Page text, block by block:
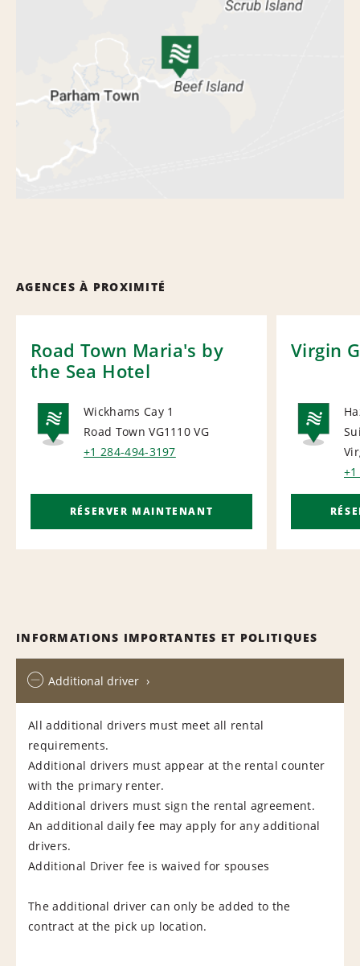
AGENCES À PROXIMITÉ
Road Town Maria's by
the Sea Hotel
NATIONAL
Wickhams Cay 1
Road Town VG1110 VG
+1 284-494-3197
RÉSERVER MAINTENANT
Virgin
INFORMATIONS IMPORTANTES ET POLITIQUES
Additional driver
All additional drivers must meet all rental
requirements.
Additional drivers must appear at the rental counter
with the primary renter.
Additional drivers must sign the rental agreement.
An additional daily fee may apply for any additional
drivers.
Additional Driver fee is waived for spouses
The additional driver can only be added to the
contract at the pick up location.